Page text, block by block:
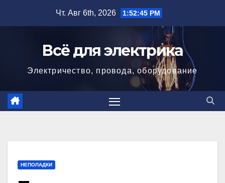
Чт. Авг 6th, 2026 1:52:47 PM
Всё для электрика
Электричество, провода, оборудование
НЕПОЛАДКИ